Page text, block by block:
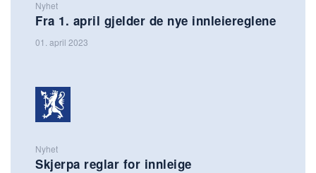
Nyhet
Fra 1. april gjelder de nye innleiereglene
01. april 2023
Nyhet
Skjerpa reglar for innleige